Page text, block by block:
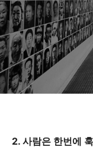
2. 사람은 한번에